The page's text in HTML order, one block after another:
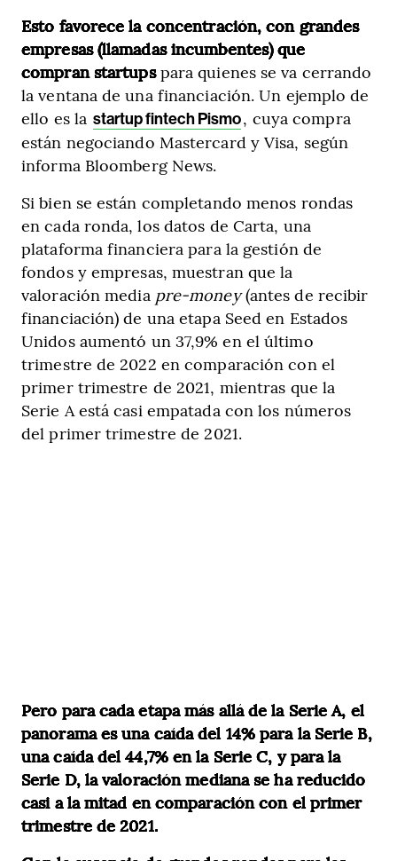
Esto favorece la concentración, con grandes
empresas (llamadas incumbentes) que
compran startupspara quienes se va cerrando
la ventana de una financiación. Un ejemplo de
ello es la startup fintech Pismo, cuya compra
están negociando Mastercard y Visa, según
informa Bloomberg News.
Si bien se están completando menos rondas
en cada ronda, los datos de Carta, una
plataforma financiera para la gestión de
fondos y empresas, muestran que la
valoración media pre-money(antes de recibir
financiación) de una etapa Seed en Estados
Unidos aumentó un 37,9% en el último
trimestre de 2022 en comparación con el
primer trimestre de 2021, mientras que la
Serie A está casi empatada con los números
del primer trimestre de 2021.
Pero para cada etapa más allá de la Serie A, el
panorama es una caída del 14% para la Serie B,
una caída del 44,7% en la Serie C, y para la
Serie D, la valoración mediana se ha reducido
casi a la mitad en comparación con el primer
trimestre de 2021.